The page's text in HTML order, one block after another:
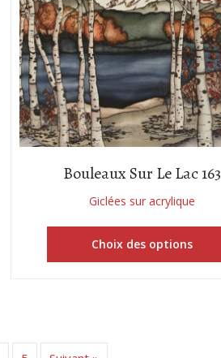
Bouleaux Sur Le Lac 163
Giclées sur acrylique
Choix des options